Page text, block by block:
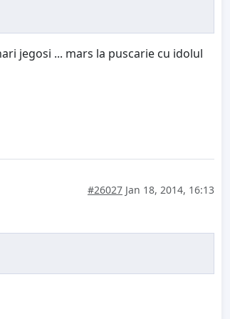
jegosi ... mars la puscarie cu idolul
#26027 Jan 18, 2014, 16:13